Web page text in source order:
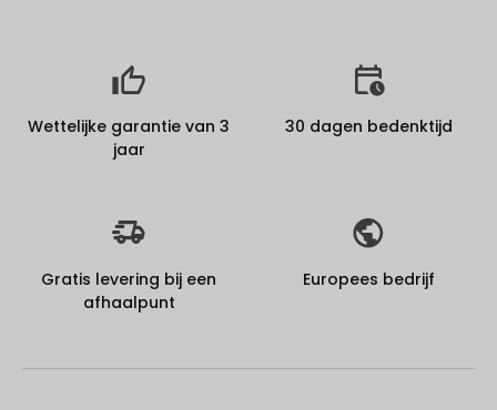
Wettelijke garantie van 3
jaar
30 dagen bedenktijd
Gratis levering bij een
afhaalpunt
Europees bedrijf